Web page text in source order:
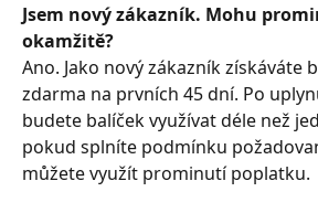
Jsem nový zákazník. Mohu
okamžitě?
Ano. Jako nový zákazník získáváte
zdarma na prvních 45 dní. Po
budete balíček využívat déle než
pokud splníte podmínku
můžete využít prominutí poplatku.